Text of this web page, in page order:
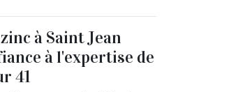
à Saint Jean
à l'expertise de
41